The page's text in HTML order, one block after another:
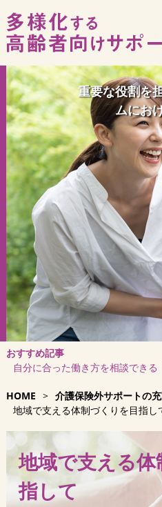
重要な役割を
ムにお
おすすめ記事
自分に合った働き方を相談できる
HOME > 介護保険外サポートの
地域で支える体制づくりを目指し
地域で支える
指して